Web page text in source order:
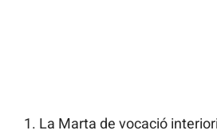
1. La Marta de vocació